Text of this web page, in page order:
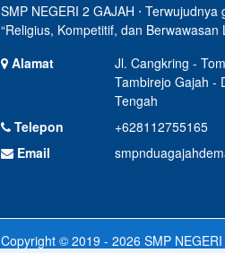
SMP NEGERI 2 GAJAH ⋅ Terwujudnya
“Religius, Kompetitif, dan Berwawasan
Alamat
Jl. Cangkring -
Tambirejo Gajah -
Tengah
Telepon
+628112755165
Email
Copyright © 2019 - 2026 SMP